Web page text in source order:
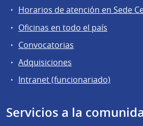
Horarios de atención en Sede
Oficinas en todo el país
Convocatorias
Adquisiciones
Intranet (funcionariado)
Servicios a la